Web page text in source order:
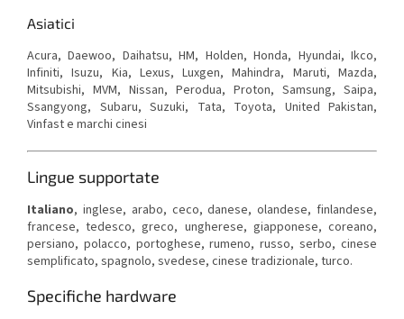
Asiatici
Acura, Daewoo, Daihatsu, HM, Holden, Honda, Hyundai, Ikco,
Infiniti, Isuzu, Kia, Lexus, Luxgen, Mahindra, Maruti, Mazda,
Mitsubishi, MVM, Nissan, Perodua, Proton, Samsung, Saipa,
Ssangyong, Subaru, Suzuki, Tata, Toyota, United Pakistan,
Vinfast e marchi cinesi
Lingue supportate
Italiano, inglese, arabo, ceco, danese, olandese, finlandese,
francese, tedesco, greco, ungherese, giapponese, coreano,
persiano, polacco, portoghese, rumeno, russo, serbo, cinese
semplificato, spagnolo, svedese, cinese tradizionale, turco.
Specifiche hardware